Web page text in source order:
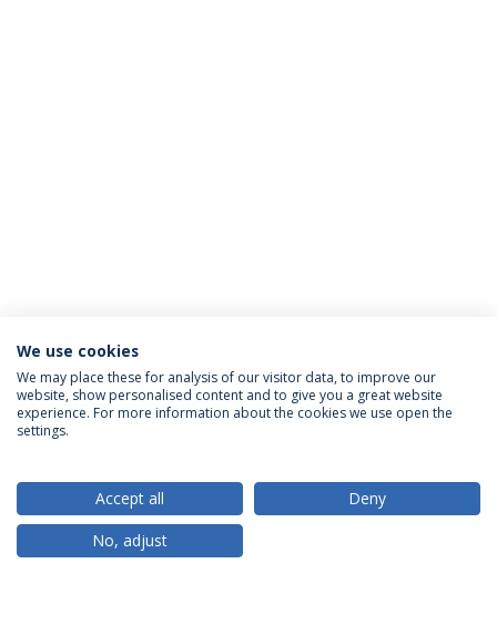
ACREDITAÇÕES
RANKINGS
We use cookies
We may place these for analysis of our visitor data, to improve our
website, show personalised content and to give you a great website
experience. For more information about the cookies we use open the
settings.
Accept all
Deny
No, adjust